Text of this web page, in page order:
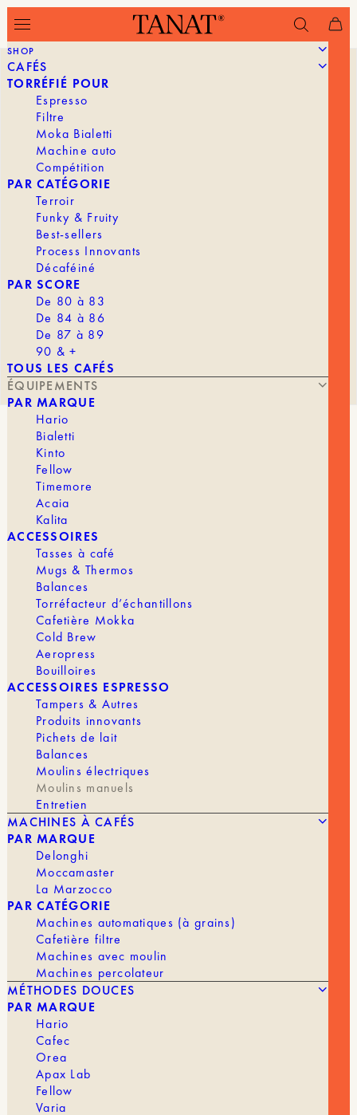
SHOP
CAFÉS
TORRÉFIÉ POUR
Espresso
Filtre
Moka Bialetti
Machine auto
Compétition
PAR CATÉGORIE
Terroir
Funky & Fruity
Best-sellers
Process Innovants
Décaféiné
PAR SCORE
De 80 à 83
De 84 à 86
De 87 à 89
90 & +
TOUS LES CAFÉS
ÉQUIPEMENTS
PAR MARQUE
Hario
Bialetti
Kinto
Fellow
Timemore
Acaia
Kalita
ACCESSOIRES
Tasses à café
Mugs & Thermos
Balances
Torréfacteur d’échantillons
Cafetière Mokka
Cold Brew
Aeropress
Bouilloires
ACCESSOIRES ESPRESSO
Tampers & Autres
Produits innovants
Pichets de lait
Balances
Moulins électriques
Moulins manuels
Entretien
MACHINES À CAFÉS
PAR MARQUE
Delonghi
Moccamaster
La Marzocco
PAR CATÉGORIE
Machines automatiques (à grains)
Cafetière filtre
Machines avec moulin
Machines percolateur
MÉTHODES DOUCES
PAR MARQUE
Hario
Cafec
Orea
Apax Lab
Fellow
Varia
MOULIN À CAFÉ – C40 LAB SERIES
TIGERSHARK
259,00€
Avec la LAB Series, Comandante expérimente de
nouvelles formes de meules afin d’offrir aux
amateurs la possibilité d’ajuster encore plus
finement leur extraction. Chaque géométrie
permet de moduler le style de mouture en fonction
du type de café, de sa torréfaction ou de la
méthode utilisée.
Le Tigershark
loin en privilégiant la précision et la finesse. Sa
conception vise une extraction très détaillée,
mettant en avant toute la richesse et la subtilité
des arômes, un choix idéal pour les cafés filtres
aux profils complexes.
Atouts principaux :
– Excellente clarté aromatique
– Extraction fine et nuancée
– Parfait pour les méthodes filtres et les cafés
délicats
En stock
quantité
Moulin
AJOUTER AU PANIER | 259,00 €